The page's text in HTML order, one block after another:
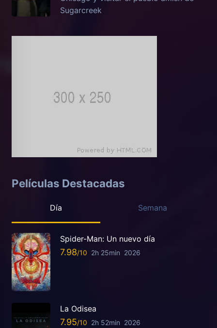
Sugarcreek
Películas Destacadas
Día Semana
Spider-Man: Un nuevo día
7.98 2h 25min 2026
La Odisea
7.95 2h 52min 2026